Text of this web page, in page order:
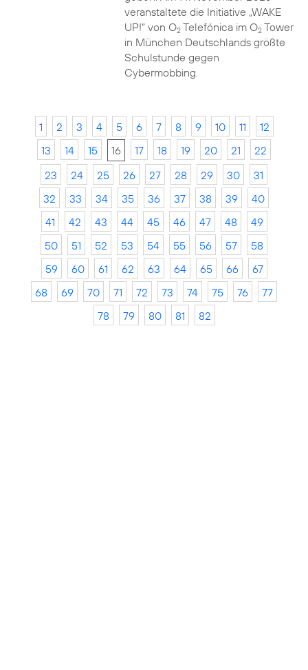
veranstaltete die Initiative „WAKE
UP!“ von O2Telefónica im O2Tower
in München Deutschlands größte
Schulstunde gegen
Cybermobbing.
1 2 3 4 5 6 7 8 9 10 11
12
13
14 15 16 17 18 19 20 21
22
23
24 25 26 27 28 29 30
31
32
33 34 35 36 37 38 39
40
41
42 43 44 45 46 47 48
49
50
51 52 53 54 55 56 57
58
59
60 61 62 63 64 65 66
67
68
69 70 71 72 73 74 75 76
77
78
79 80 81 82